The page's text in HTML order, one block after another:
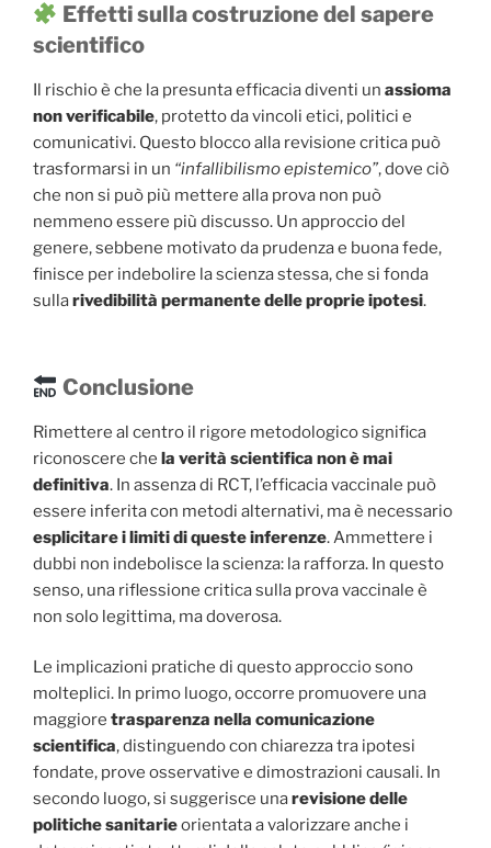
Effetti sulla costruzione del sapere
scientifico
Il rischio è che la presunta efficacia diventi un assioma
non verificabile, protetto da vincoli etici, politici e
comunicativi. Questo blocco alla revisione critica può
trasformarsi in un “infallibilismo epistemico”, dove ciò
che non si può più mettere alla prova non può
nemmeno essere più discusso. Un approccio del
genere, sebbene motivato da prudenza e buona fede,
finisce per indebolire la scienza stessa, che si fonda
sullarivedibilità permanente delle proprie ipotesi.
Conclusione
Rimettere al centro il rigore metodologico significa
riconoscere che la verità scientifica non è mai
definitiva. In assenza di RCT, l’efficacia vaccinale può
essere inferita con metodi alternativi, ma è necessario
esplicitare i limiti di queste inferenze. Ammettere i
dubbi non indebolisce la scienza: la rafforza. In questo
senso, una riflessione critica sulla prova vaccinale è
non solo legittima, ma doverosa.
Le implicazioni pratiche di questo approccio sono
molteplici. In primo luogo, occorre promuovere una
maggiore trasparenza nella comunicazione
scientifica, distinguendo con chiarezza tra ipotesi
fondate, prove osservative e dimostrazioni causali. In
secondo luogo, si suggerisce unarevisione delle
politiche sanitarieorientata a valorizzare anche i